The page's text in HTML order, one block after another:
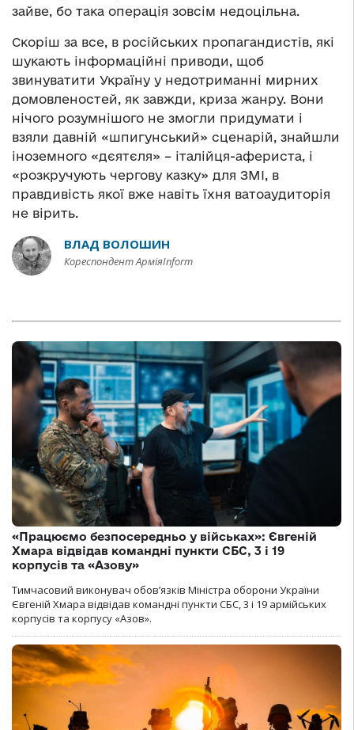
зайве, бо така операція зовсім недоцільна.
Скоріш за все, в російських пропагандистів, які
шукають інформаційні приводи, щоб
звинуватити Україну у недотриманні мирних
домовленостей, як завжди, криза жанру. Вони
нічого розумнішого не змогли придумати і
взяли давній «шпигунський» сценарій, знайшли
іноземного «дєятєля» – італійця-афериста, і
«розкручують чергову казку» для ЗМІ, в
правдивість якої вже навіть їхня ватоаудиторія
не вірить.
ВЛАД ВОЛОШИН
Кореспондент АрміяInform
«Працюємо безпосередньо у військах»: Євгеній
Хмара відвідав командні пункти СБС, 3 і 19
корпусів та «Азову»
Тимчасовий виконувач обов’язків Міністра оборони України
Євгеній Хмара відвідав командні пункти СБС, 3 і 19 армійських
корпусів та корпусу «Азов».